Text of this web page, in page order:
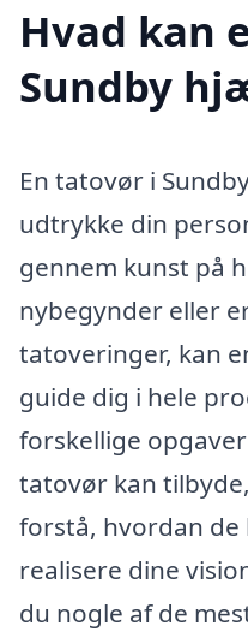
Hvad kan
Sundby
En tatovør i
udtrykke din
gennem kunst på
nybegynder eller
tatoveringer, kan
guide dig i hele
forskellige
tatovør kan
forstå, hvordan
realisere dine
du nogle af de